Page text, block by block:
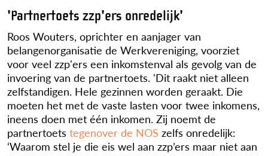
'Partnertoets zzp'ers onredelijk'
Roos Wouters, oprichter en aanjager van
belangenorganisatie de Werkvereniging, voorziet
voor veel zzp'ers een inkomstenval als gevolg van de
invoering van de partnertoets. 'Dit raakt niet alleen
zelfstandigen. Hele gezinnen worden geraakt. Die
moeten het met de vaste lasten voor twee inkomens,
ineens doen met één inkomen. Zij noemt de
partnertoets tegenover de NOS zelfs onredelijk:
‘Waarom stel je die eis wel aan zzp’ers maar niet aan